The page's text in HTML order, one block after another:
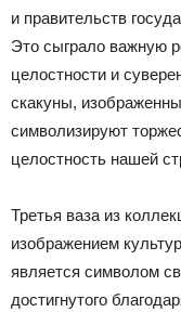
и правительств
Это сыграло важную
целостности и
скакуны,
символизируют
целостность нашей
Третья ваза из
изображением
является символом
достигнутого